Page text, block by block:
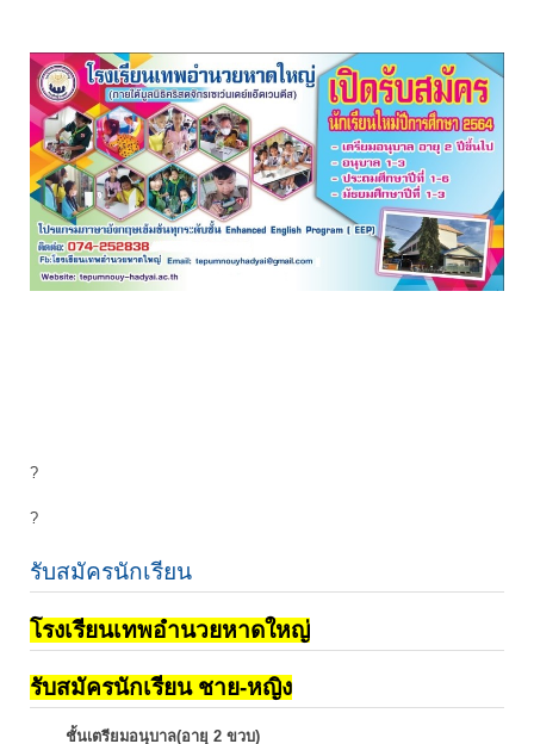
?
?
รับสมัครนักเรียน
โรงเรียนเทพอำนวยหาดใหญ่
รับสมัครนักเรียน ชาย-หญิง
ชั้นเตรียมอนุบาล(อายุ 2 ขวบ)